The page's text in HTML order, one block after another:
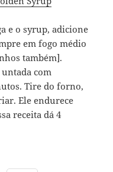
e o syrup, adicione
em fogo médio
também].
com
Tire do forno,
Ele endurece
receita dá 4